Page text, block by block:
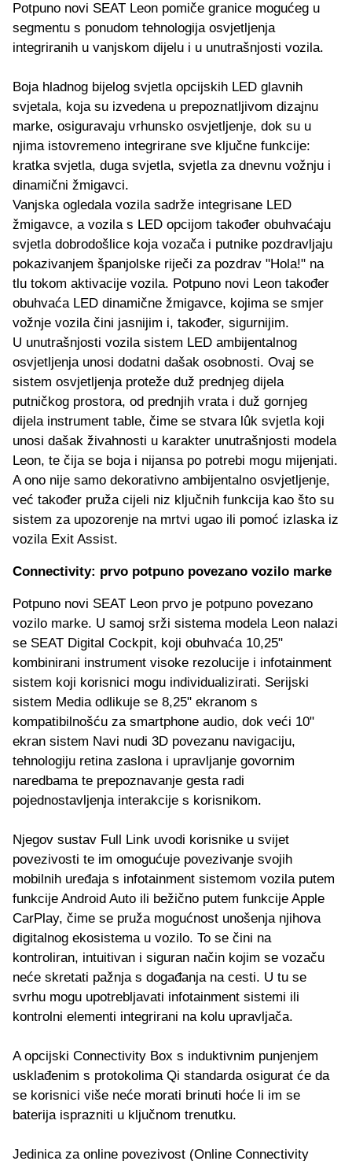
Potpuno novi SEAT Leon pomiče granice mogućeg u
segmentu s ponudom tehnologija osvjetljenja
integriranih u vanjskom dijelu i u unutrašnjosti vozila.
Boja hladnog bijelog svjetla opcijskih LED glavnih
svjetala, koja su izvedena u prepoznatljivom dizajnu
marke, osiguravaju vrhunsko osvjetljenje, dok su u
njima istovremeno integrirane sve ključne funkcije:
kratka svjetla, duga svjetla, svjetla za dnevnu vožnju i
dinamični žmigavci.
Vanjska ogledala vozila sadrže integrisane LED
žmigavce, a vozila s LED opcijom također obuhvaćaju
svjetla dobrodošlice koja vozača i putnike pozdravljaju
pokazivanjem španjolske riječi za pozdrav "Hola!" na
tlu tokom aktivacije vozila. Potpuno novi Leon također
obuhvaća LED dinamične žmigavce, kojima se smjer
vožnje vozila čini jasnijim i, također, sigurnijim.
U unutrašnjosti vozila sistem LED ambijentalnog
osvjetljenja unosi dodatni dašak osobnosti. Ovaj se
sistem osvjetljenja proteže duž prednjeg dijela
putničkog prostora, od prednjih vrata i duž gornjeg
dijela instrument table, čime se stvara lûk svjetla koji
unosi dašak živahnosti u karakter unutrašnjosti modela
Leon, te čija se boja i nijansa po potrebi mogu mijenjati.
A ono nije samo dekorativno ambijentalno osvjetljenje,
već također pruža cijeli niz ključnih funkcija kao što su
sistem za upozorenje na mrtvi ugao ili pomoć izlaska iz
vozila Exit Assist.
Connectivity: prvo potpuno povezano vozilo marke
Potpuno novi SEAT Leon prvo je potpuno povezano
vozilo marke. U samoj srži sistema modela Leon nalazi
se SEAT Digital Cockpit, koji obuhvaća 10,25"
kombinirani instrument visoke rezolucije i infotainment
sistem koji korisnici mogu individualizirati. Serijski
sistem Media odlikuje se 8,25" ekranom s
kompatibilnošću za smartphone audio, dok veći 10"
ekran sistem Navi nudi 3D povezanu navigaciju,
tehnologiju retina zaslona i upravljanje govornim
naredbama te prepoznavanje gesta radi
pojednostavljenja interakcije s korisnikom.
Njegov sustav Full Link uvodi korisnike u svijet
povezivosti te im omogućuje povezivanje svojih
mobilnih uređaja s infotainment sistemom vozila putem
funkcije Android Auto ili bežično putem funkcije Apple
CarPlay, čime se pruža mogućnost unošenja njihova
digitalnog ekosistema u vozilo. To se čini na
kontroliran, intuitivan i siguran način kojim se vozaču
neće skretati pažnja s događanja na cesti. U tu se
svrhu mogu upotrebljavati infotainment sistemi ili
kontrolni elementi integrirani na kolu upravljača.
A opcijski Connectivity Box s induktivnim punjenjem
usklađenim s protokolima Qi standarda osigurat će da
se korisnici više neće morati brinuti hoće li im se
baterija isprazniti u ključnom trenutku.
Jedinica za online povezivost (Online Connectivity